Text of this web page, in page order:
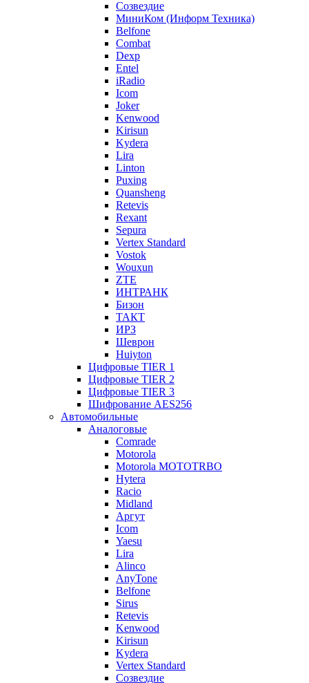
Созвездие
МиниКом (Информ Техника)
Belfone
Combat
Dexp
Entel
iRadio
Icom
Joker
Kenwood
Kirisun
Kydera
Lira
Linton
Puxing
Quansheng
Retevis
Rexant
Sepura
Vertex Standard
Vostok
Wouxun
ZTE
ИНТРАНК
Бизон
ТАКТ
ИРЗ
Шеврон
Huiyton
Цифровые TIER 1
Цифровые TIER 2
Цифровые TIER 3
Шифрование AES256
Автомобильные
Аналоговые
Comrade
Motorola
Motorola MOTOTRBO
Hytera
Racio
Midland
Аргут
Icom
Yaesu
Lira
Alinco
AnyTone
Belfone
Sirus
Retevis
Kenwood
Kirisun
Kydera
Vertex Standard
Созвездие